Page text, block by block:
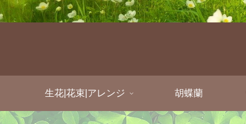
生花|花束|アレンジ 胡蝶蘭